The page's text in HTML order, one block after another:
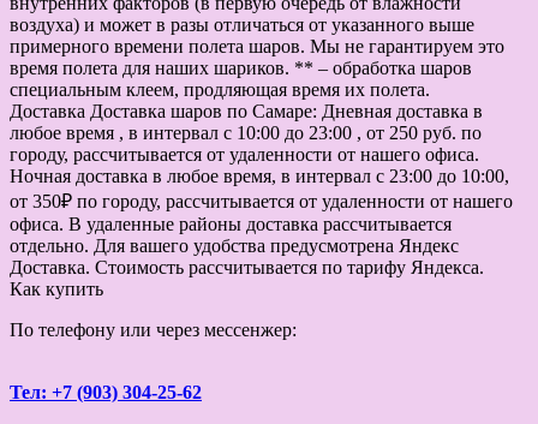
воздуха) и может в разы отличаться от указанного выше
примерного времени полета шаров. Мы не гарантируем это
время полета для наших шариков. ** – обработка шаров
специальным клеем, продляющая время их полета.
Доставка Доставка шаров по Самаре: Дневная доставка в
любое время , в интервал с 10:00 до 23:00 , от 250 руб. по
городу, рассчитывается от удаленности от нашего офиса.
Ночная доставка в любое время, в интервал с 23:00 до 10:00,
от 350₽ по городу, рассчитывается от удаленности от нашего
офиса. В удаленные районы доставка рассчитывается
отдельно. Для вашего удобства предусмотрена Яндекс
Доставка. Стоимость рассчитывается по тарифу Яндекса.
Как купить
По телефону или через мессенжер:
Тел: +7 (903) 304-25-62